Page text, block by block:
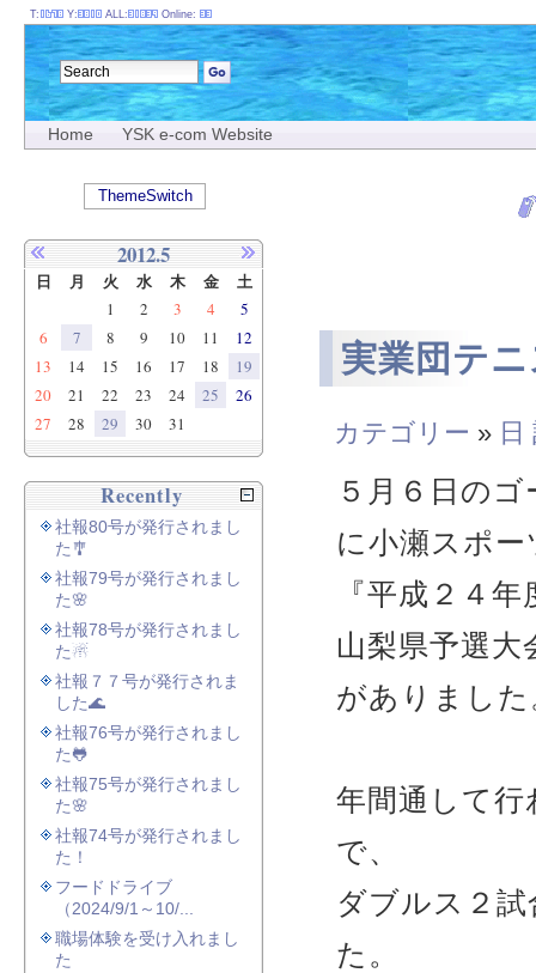
Home YSK e-com Website
実業団テ
カテゴリー » 日
５月６日の
に小瀬スポ
『平成２４
山梨県予選大
がありました
年間通して
で、
ダブルス２
た。
T: Y: ALL: Online:
ThemeSwitch
2012.5
日 月 火 水 木 金 土
1 2 3 4
5
6
7 8 9 10 11
12
13
14 15 16 17 18
19
20
21 22 23 24 25
26
27
28 29 30 31
Recently
社報80号が発行されまし
た🎐
社報79号が発行されまし
た🌸
社報78号が発行されまし
た☃
社報７７号が発行されま
した🌊
社報76号が発行されまし
た🐸
社報75号が発行されまし
た🌸
社報74号が発行されまし
た！
フードドライブ
（2024/9/1～10/...
職場体験を受け入れまし
た